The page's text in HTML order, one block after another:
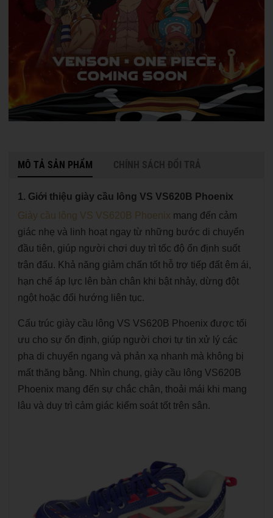
MÔ TẢ SẢN PHẨM CHÍNH SÁCH ĐỔI TRẢ
1. Giới thiệu giày cầu lông VS VS620B Phoenix
Giày cầu lông VS VS620B Phoenix mang đến cảm
giác nhẹ và linh hoạt ngay từ những bước di chuyển
đầu tiên, giúp người chơi duy trì tốc độ ổn định suốt
trận đấu. Khả năng giảm chấn tốt hỗ trợ tiếp đất êm ái,
hạn chế áp lực lên bàn chân khi bật nhảy, dừng đột
ngột hoặc đổi hướng liên tục.
Cấu trúc giày cầu lông VS VS620B Phoenix được tối
ưu cho sự ổn định, giúp người chơi tự tin xử lý các
pha di chuyển ngang và phản xạ nhanh mà không bị
mất thăng bằng. Nhìn chung, giày cầu lông VS620B
Phoenix mang đến sự chắc chân, thoải mái khi mang
lâu và duy trì cảm giác kiểm soát tốt trên sân.